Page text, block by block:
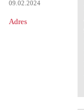
09.02.2024
Adres